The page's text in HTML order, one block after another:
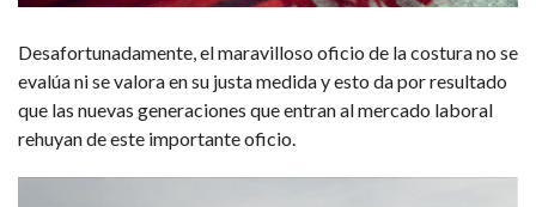
Desafortunadamente, el maravilloso oficio de la costura no se
evalúa ni se valora en su justa medida y esto da por resultado
que las nuevas generaciones que entran al mercado laboral
rehuyan de este importante oficio.